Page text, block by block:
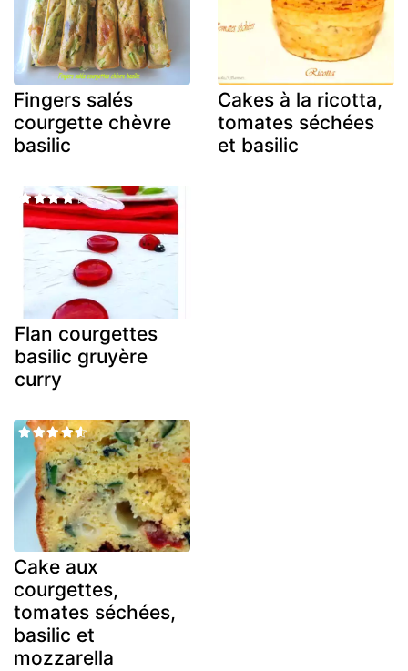
Fingers salés
courgette chèvre
basilic
Cakes à la ricotta,
tomates séchées
et basilic
Flan courgettes
basilic gruyère
curry
Cake aux
courgettes,
tomates séchées,
basilic et
mozzarella